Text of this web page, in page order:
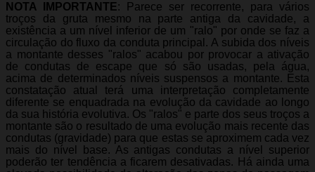
NOTA IMPORTANTE: Parece ser recorrente, para vários
troços da gruta mesmo na parte antiga da cavidade, a
existência a um nível inferior de um "ralo" por onde se faz a
circulação do fluxo da conduta principal. A subida dos níveis
a montante desses "ralos" acabou por provocar a ativação
de condutas de escape que só são usadas, pela água,
acima de determinados níveis suspensos a montante. Esta
constatação atual terá uma interpretação completamente
diferente se enquadrada na evolução da cavidade ao longo
da sua história evolutiva. Os "ralos" e parte dos seus troços a
montante são o resultado de uma evolução mais recente das
condutas (gravidade) para que estas se aproximem cada vez
mais do nível base. As antigas condutas a nível superior
poderão ter tendência a ficarem desativadas. Há ainda uma